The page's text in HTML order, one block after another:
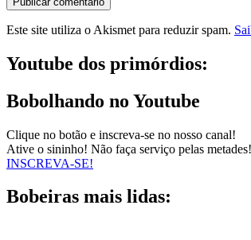
Este site utiliza o Akismet para reduzir spam.
Youtube dos primórdios:
Bobolhando no Youtube
Clique no botão e inscreva-se no nosso canal!
Ative o sininho! Não faça serviço pelas metades!
INSCREVA-SE!
Bobeiras mais lidas: